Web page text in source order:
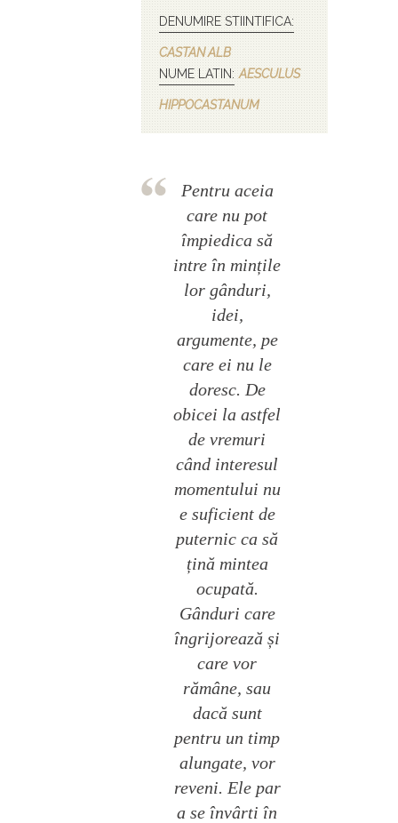
DENUMIRE STIINTIFICA:
CASTAN ALB
NUME LATIN: AESCULUS
HIPPOCASTANUM
Pentru aceia
care nu pot
împiedica să
intre în mințile
lor gânduri,
idei,
argumente, pe
care ei nu le
doresc. De
obicei la astfel
de vremuri
când interesul
momentului nu
e suficient de
puternic ca să
țină mintea
ocupată.
Gânduri care
îngrijorează și
care vor
rămâne, sau
dacă sunt
pentru un timp
alungate, vor
reveni. Ele par
a se învârti în